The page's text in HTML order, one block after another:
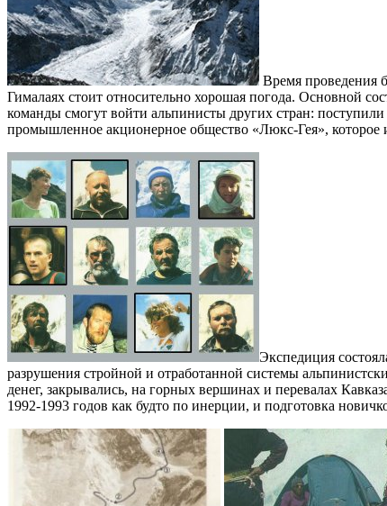
Время проведения
Гималаях стоит относительно хорошая погода. Основной
команды смогут войти альпинисты других стран:
промышленное акционерное общество «Люкс-Гея», которое
Экспедиция
разрушения стройной и отработанной системы
денег, закрывались, на горных вершинах и перевалах
1992-1993 годов как будто по инерции, и подготовка